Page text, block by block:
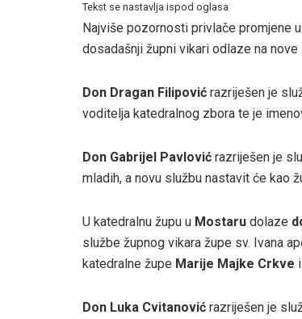
Tekst se nastavlja ispod oglasa
Najviše pozornosti privlače promjene u
dosadašnji župni vikari odlaze na nove
Don Dragan Filipović razriješen je
voditelja katedralnog zbora te je
Don Gabrijel Pavlović razriješen je
mladih, a novu službu nastavit će kao
U katedralnu župu u Mostaru dolaze
službe župnog vikara župe sv. Ivana
katedralne župe Marije Majke Crkve
Don Luka Cvitanović razriješen je